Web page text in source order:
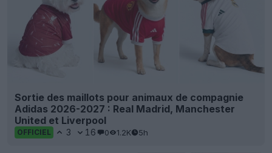
Sortie des maillots pour animaux de compagnie
Adidas 2026-2027 : Real Madrid, Manchester
United et Liverpool
OFFICIEL 3 16 0 1.2K 5h